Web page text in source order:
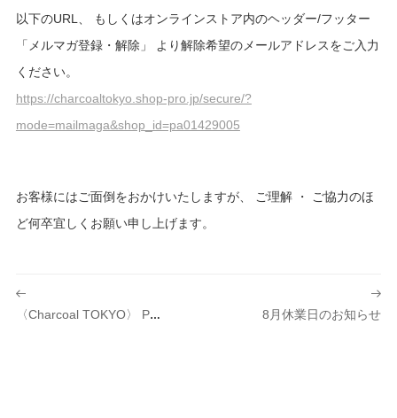
以下のURL、 もしくはオンラインストア内のヘッダー/フッター
「メルマガ登録・解除」 より解除希望のメールアドレスをご入力
ください。
https://charcoaltokyo.shop-pro.jp/secure/?
mode=mailmaga&shop_id=pa01429005
お客様にはご面倒をおかけいたしますが、 ご理解 ・ ご協力のほ
ど何卒宜しくお願い申し上げます。
投
稿
8月休業日のお知らせ
〈Charcoal TOKYO〉 Pop-Up Store At LOFTMAN COOP KYOTO